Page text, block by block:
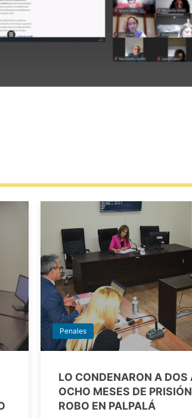
Penales
LO CONDENARON A DOS
OCHO MESES DE
ROBO EN PALPALÁ